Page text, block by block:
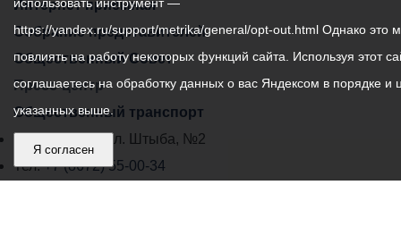
Интернет приемная
Собрание представителей
Общественный Совет
Пресс-центр
Общественный транспорт
Владикавказ, пл. Штыба, №2
Тел:+7 (8672) 55-00-34
https://yandex.ru/support/metrika/general/opt-out.html Однако это
повлиять на работу некоторых функций сайта. Используя этот
соглашаетесь на обработку данных о вас Яндексом в порядке и
указанных выше.
Я согласен